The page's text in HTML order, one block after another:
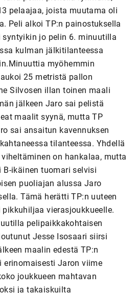
pelaajaa, joista muutama oli
Peli alkoi TP:n painostuksella
jo pelin 6. minuutilla
kulman jälkitilanteessa
myöhemmin
25 metristä pallon
Silvosen illan toinen maali
jälkeen Jaro sai pelistä
maalit syynä, mutta TP
sai ansaitun kavennuksen
tilanteessa. Yhdellä
on hankalaa, mutta
ikäinen tuomari selvisi
puoliajan alussa Jaro
Tämä herätti TP:n uuteen
vierasjoukkueelle.
pelipaikkakohtaisen
Jesse Isosaari siirsi
maalin edestä TP:n
erinomaisesti Jaron viime
joukkueen mahtavan
ja takaiskuilta